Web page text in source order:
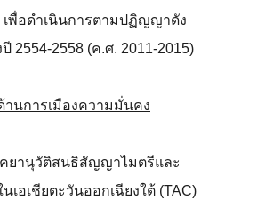
เพื่อดำเนินการตามปฏิญญาดัง
2554-2558 (ค.ศ. 2011-2015)
นการเมืองความมั่นคง
คยานุวัติสนธิสัญญาไมตรีและ
เอเชียตะวันออกเฉียงใต้ (TAC)